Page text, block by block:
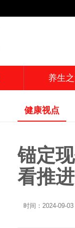
养生
健康视点
锚定
看推
时间：2024-09-